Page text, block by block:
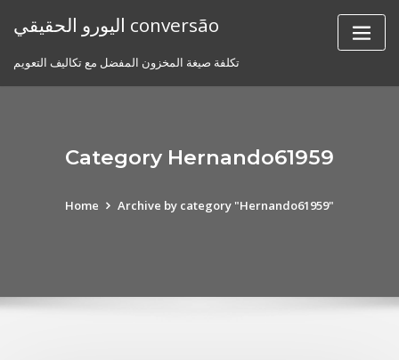
اليورو الحقيقي conversão
تكلفة صيغة المخزون المفضل مع تكاليف التعويم
Category Hernando61959
Home Archive by category "Hernando61959"